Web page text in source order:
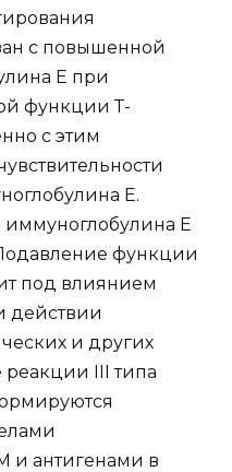
с повышенной
Е при
функции Т-
с этим
Е.
Е
функции
под влиянием
действии
и других
реакции III типа
и антигенами в